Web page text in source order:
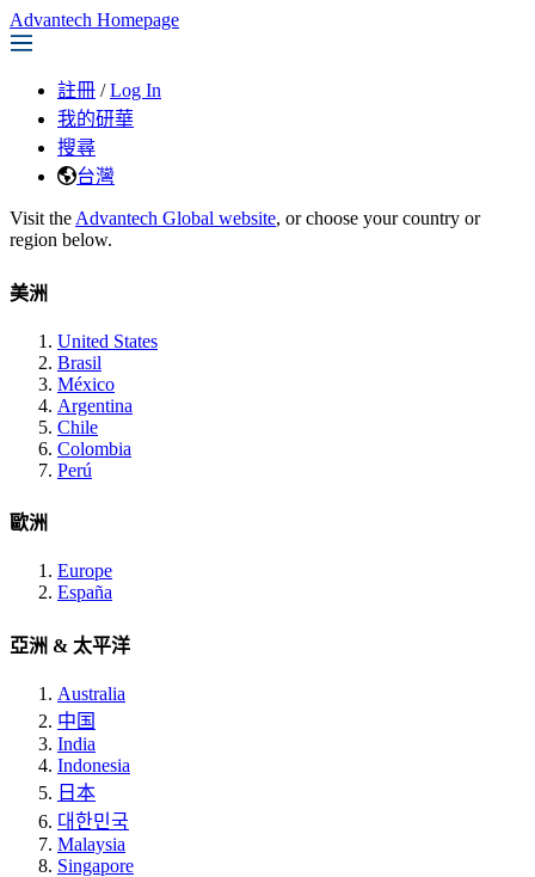
Advantech Homepage
註冊 / Log In
我的研華
搜尋
台灣
Visit the Advantech Global website, or choose your country or
region below.
美洲
United States
Brasil
México
Argentina
Chile
Colombia
Perú
歐洲
Europe
España
亞洲 & 太平洋
Australia
中国
India
Indonesia
日本
대한민국
Malaysia
Singapore